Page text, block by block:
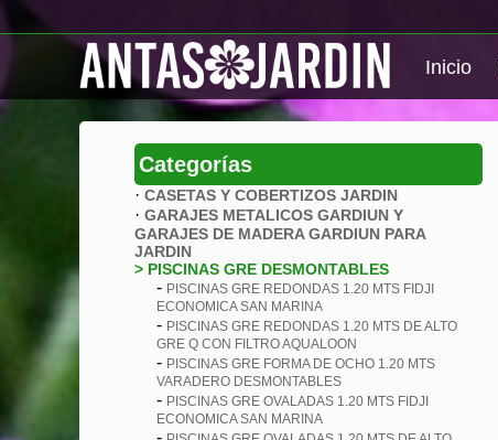
Inicio
Categorías
· CASETAS Y COBERTIZOS JARDIN
· GARAJES METALICOS GARDIUN Y
GARAJES DE MADERA GARDIUN PARA
JARDIN
> PISCINAS GRE DESMONTABLES
- PISCINAS GRE REDONDAS 1.20 MTS FIDJI
ECONOMICA SAN MARINA
- PISCINAS GRE REDONDAS 1.20 MTS DE ALTO
GRE Q CON FILTRO AQUALOON
- PISCINAS GRE FORMA DE OCHO 1.20 MTS
VARADERO DESMONTABLES
- PISCINAS GRE OVALADAS 1.20 MTS FIDJI
ECONOMICA SAN MARINA